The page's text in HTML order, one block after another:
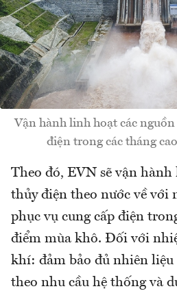
Vận hành linh hoạt các
điện trong các tháng
Theo đó, EVN sẽ vận
thủy điện theo nước về với
phục vụ cung cấp điện
điểm mùa khô. Đối với
khí: đảm bảo đủ nhiên liệu
theo nhu cầu hệ thống và